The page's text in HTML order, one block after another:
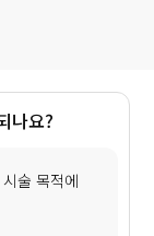
나요?
술 목적에